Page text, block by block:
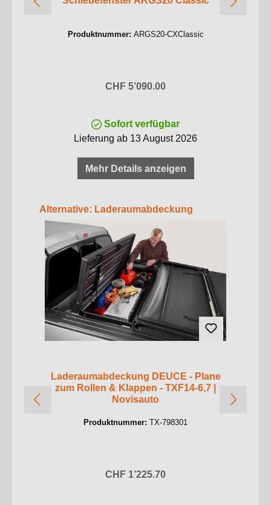
Produktnummer: ARGS20-CXClassic
Regulärer Preis:
CHF 5’090.00
Sofort verfügbar
Lieferung ab 13 August 2026
Mehr Details anzeigen
Produktgalerie überspringen
Alternative: Laderaumabdeckung
Laderaumabdeckung DEUCE - Plane
zum Rollen & Klappen - TXF14-6,7 |
Novisauto
Produktnummer: TX-798301
Regulärer Preis:
CHF 1’225.70